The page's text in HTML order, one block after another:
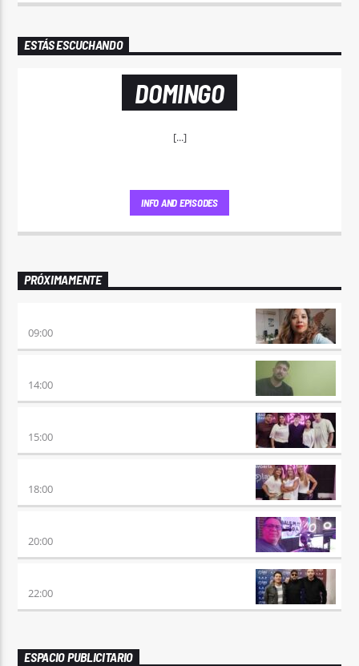
ESTÁS ESCUCHANDO
DOMINGO
[...]
INFO AND EPISODES
PRÓXIMAMENTE
09:00
14:00
15:00
18:00
20:00
22:00
ESPACIO PUBLICITARIO